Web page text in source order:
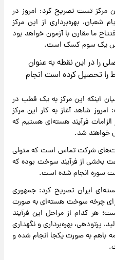
مرکز تست تصریح کرد: امروز در
شعبان، بهره‌برداری از این مرکز
ما مقارن با آزمون خواهد بود
یک سوم کسک است.
را در این نقطه به عنوان
را تحصیل کرده است انجام
اینکه این مرکز به یک قطب در
شاهد آغاز به کار این مرکز
فرآیند هسته‌ای هستیم که
خواهند شد.
شرکت تماس است که متولی
بخشی از فرآیند سوخت بوده که
سوره انجام شده است.
ایران تصریح کرد: جمهوری
چرخه سوخت هسته‌ای به صورت
هر کدام از مراحل این فرآیند
پرتودهی، بهره‌برداری و نگهداری
باهم به صورت یکجا انجام شده و